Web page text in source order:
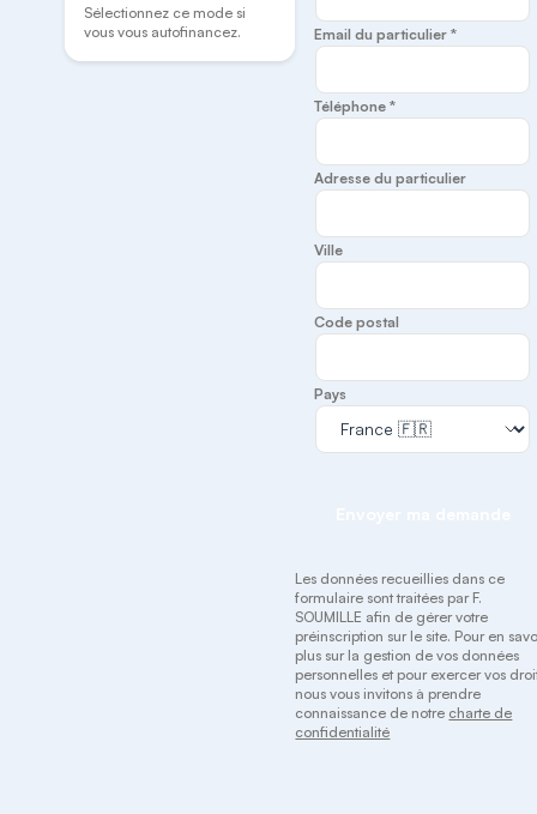
Sélectionnez ce mode si
vous vous autofinancez.
Email du particulier *
Téléphone *
Adresse du particulier
Ville
Code postal
Pays
Les données recueillies dans ce
formulaire sont traitées par F.
SOUMILLE afin de gérer votre
préinscription sur le site. Pour en
plus sur la gestion de vos données
personnelles et pour exercer vos
nous vous invitons à prendre
connaissance de notre charte de
confidentialité